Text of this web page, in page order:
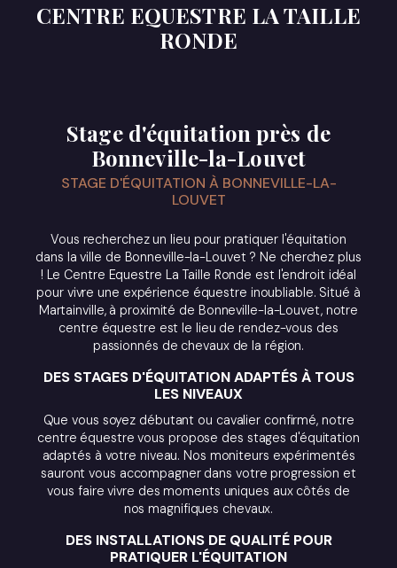
CENTRE EQUESTRE LA TAILLE
RONDE
Stage d'équitation près de
Bonneville-la-Louvet
STAGE D'ÉQUITATION À BONNEVILLE-LA-
LOUVET
Vous recherchez un lieu pour pratiquer l'équitation
dans la ville de Bonneville-la-Louvet ? Ne cherchez plus
! Le Centre Equestre La Taille Ronde est l'endroit idéal
pour vivre une expérience équestre inoubliable. Situé à
Martainville, à proximité de Bonneville-la-Louvet, notre
centre équestre est le lieu de rendez-vous des
passionnés de chevaux de la région.
DES STAGES D'ÉQUITATION ADAPTÉS À TOUS
LES NIVEAUX
Que vous soyez débutant ou cavalier confirmé, notre
centre équestre vous propose des stages d'équitation
adaptés à votre niveau. Nos moniteurs expérimentés
sauront vous accompagner dans votre progression et
vous faire vivre des moments uniques aux côtés de
nos magnifiques chevaux.
DES INSTALLATIONS DE QUALITÉ POUR
PRATIQUER L'ÉQUITATION